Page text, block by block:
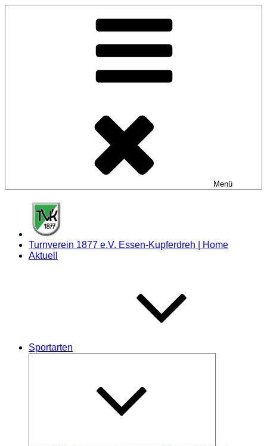
Menü
Turnverein 1877 e.V. Essen-Kupferdreh | Home
Aktuell
Sportarten